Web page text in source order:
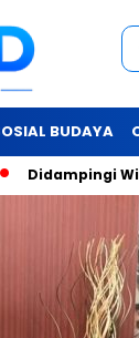
BUDAYA
Winarti,